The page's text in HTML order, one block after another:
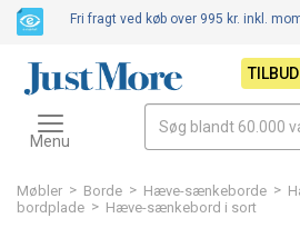
Møbler > Borde > Hæve-sænkeborde >
bordplade > Hæve-sænkebord i sort
Fri fragt ved køb over 995 kr. inkl.
TILBUD
Toggle
navigation
Menu